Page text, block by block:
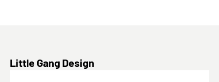
Produktgalerie überspringen
Little Gang Design